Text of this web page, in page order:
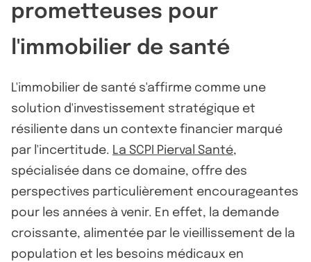
prometteuses pour
l'immobilier de santé
L'immobilier de santé s'affirme comme une
solution d'investissement stratégique et
résiliente dans un contexte financier marqué
par l'incertitude. La SCPI Pierval Santé,
spécialisée dans ce domaine, offre des
perspectives particulièrement encourageantes
pour les années à venir. En effet, la demande
croissante, alimentée par le vieillissement de la
population et les besoins médicaux en